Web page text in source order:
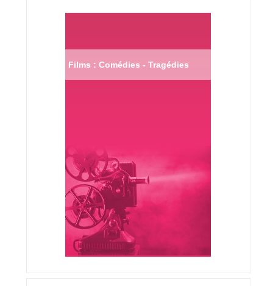
Films : Comédies - Tragédies